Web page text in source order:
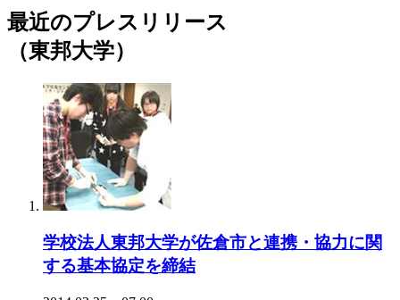
最近のプレスリリース
（東邦大学）
学校法人東邦大学が佐倉市と連携・協力に関
する基本協定を締結